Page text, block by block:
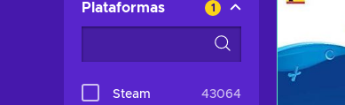
Plataformas 1
Steam 43064